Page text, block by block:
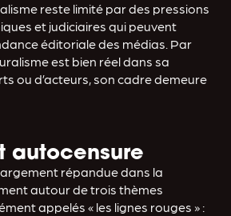
reste limité par des pressions
et judiciaires qui peuvent
éditoriale des médias. Par
est bien réel dans sa
ou d’acteurs, son cadre demeure
autocensure
répandue dans la
autour de trois thèmes
appelés « les lignes rouges » :